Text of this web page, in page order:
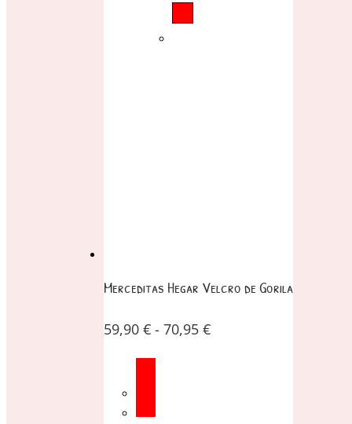
Merceditas Hegar Velcro de Gorila
59,90 € - 70,95 €